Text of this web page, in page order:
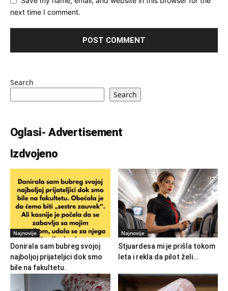
next time I comment.
Search
Search
Oglasi- Advertisement
Izdvojeno
Najnovije
Donirala sam bubreg svojoj
najboljoj prijateljici dok smo
bile na fakultetu.
Najnovije
Stjuardesa mi je prišla tokom
leta i rekla da pilot želi...